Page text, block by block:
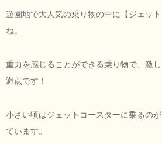
遊園地で大人気の乗り物の中に【ジェッ
ね。
重力を感じることができる乗り物で、激
満点です！
小さい頃はジェットコースターに乗るの
ています。